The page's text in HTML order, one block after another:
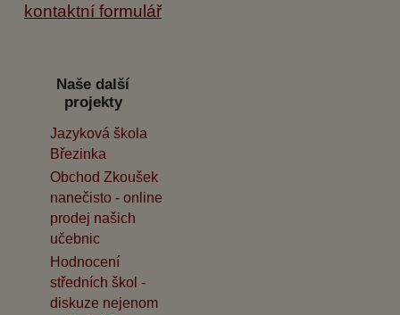
kontaktní formulář
Naše další
projekty
Jazyková škola
Březinka
Obchod Zkoušek
nanečisto - online
prodej našich
učebnic
Hodnocení
středních škol -
diskuze nejenom